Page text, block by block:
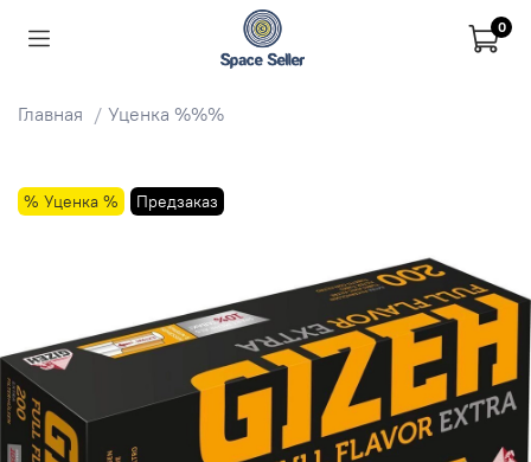
0
Главная Уценка %%%
% Уценка % Предзаказ